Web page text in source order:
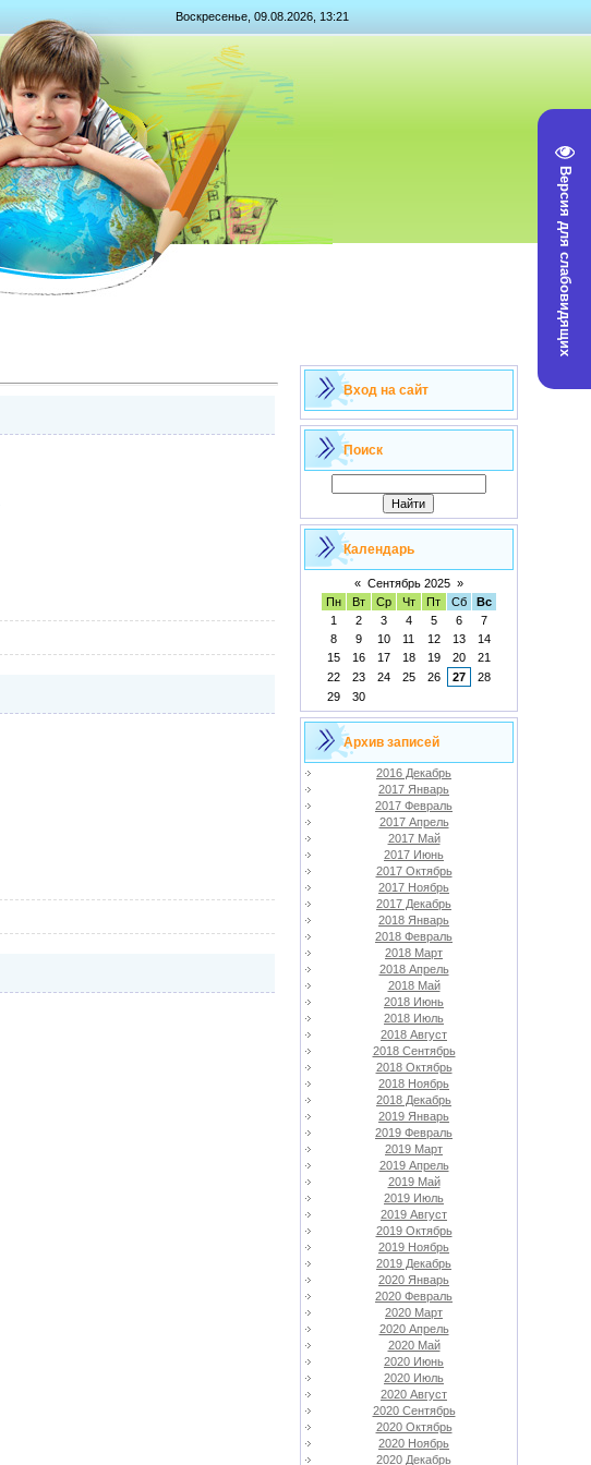
Версия для слабовидящих
Воскресенье, 09.08.2026, 13:21
Вход на сайт
Поиск
Календарь
« Сентябрь 2025 »
Пн
Вт Ср Чт Пт Сб
Вс
1
2 3 4 5 6
7
8
9 10 11 12 13
14
15
16 17 18 19 20
21
22
23 24 25 26 27
28
29
30
Архив записей
2016 Декабрь
2017 Январь
2017 Февраль
2017 Апрель
2017 Май
2017 Июнь
2017 Октябрь
2017 Ноябрь
2017 Декабрь
2018 Январь
2018 Февраль
2018 Март
2018 Апрель
2018 Май
2018 Июнь
2018 Июль
2018 Август
2018 Сентябрь
2018 Октябрь
2018 Ноябрь
2018 Декабрь
2019 Январь
2019 Февраль
2019 Март
2019 Апрель
2019 Май
2019 Июль
2019 Август
2019 Октябрь
2019 Ноябрь
2019 Декабрь
2020 Январь
2020 Февраль
2020 Март
2020 Апрель
2020 Май
2020 Июнь
2020 Июль
2020 Август
2020 Сентябрь
2020 Октябрь
2020 Ноябрь
2020 Декабрь